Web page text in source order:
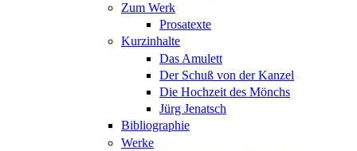
Zum Werk
Prosatexte
Kurzinhalte
Das Amulett
Der Schuß von der Kanzel
Die Hochzeit des Mönchs
Jürg Jenatsch
Bibliographie
Werke